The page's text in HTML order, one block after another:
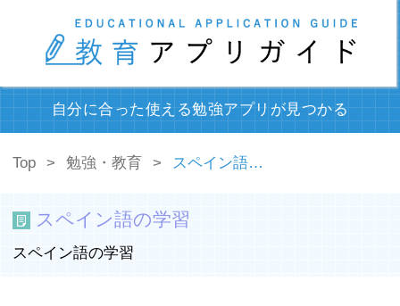
自分に合った使える勉強アプリが見つかる
Top 勉強・教育 スペイン語の学習
スペイン語の学習
スペイン語の学習